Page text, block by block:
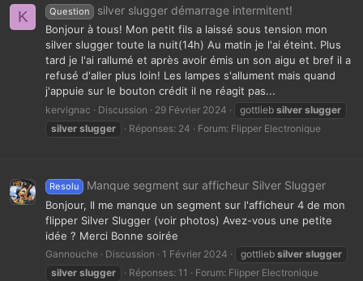
K Question silver slugger démarrage intermitent!
Bonjour à tous! Mon petit fils a laissé sous tension mon
silver slugger toute la nuit(14h) Au matin je l'ai éteint. Plus
tard je l'ai rallumé et après avoir émis un son aigu et bref il a
refusé d'aller plus loin! Les lampes s'allument mais quand
j'appuie sur le bouton crédit il ne réagit pas...
kervignac Discussion 29 Février 2024 gottlieb silver slugger
silver slugger Réponses: 24 Forum: Flipper Electronique
Resolu Manque segment sur afficheur Silver Slugger
Bonjour, Il me manque un segment sur l'afficheur 4 de mon
flipper Silver Slugger (voir photos) Avez-vous une petite
idée ? Merci Bonne soirée
Gannouche Discussion 1 Février 2024 gottlieb silver slugger
silver slugger Réponses: 11 Forum: Flipper Electronique